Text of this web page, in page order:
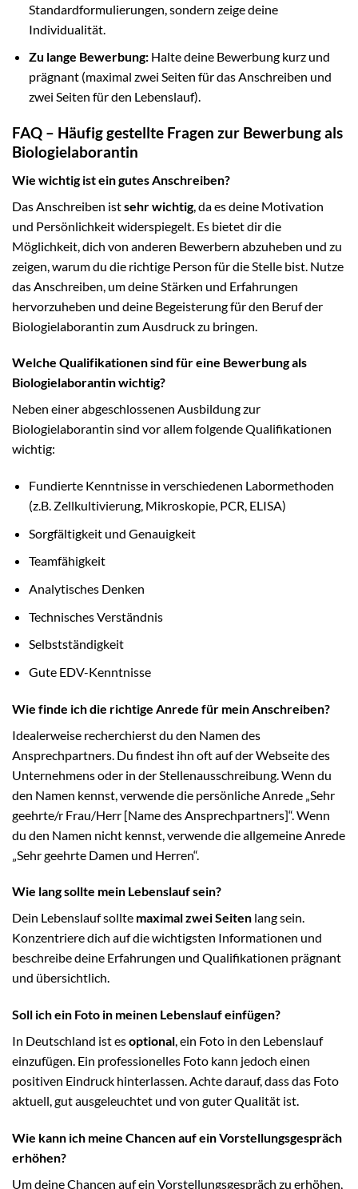
Standardformulierungen, sondern zeige deine
Individualität.
Zu lange Bewerbung:Halte deine Bewerbung kurz und
prägnant (maximal zwei Seiten für das Anschreiben und
zwei Seiten für den Lebenslauf).
FAQ – Häufig gestellte Fragen zur Bewerbung als
Biologielaborantin
Wie wichtig ist ein gutes Anschreiben?
Das Anschreiben istsehr wichtig, da es deine Motivation
und Persönlichkeit widerspiegelt. Es bietet dir die
Möglichkeit, dich von anderen Bewerbern abzuheben und zu
zeigen, warum du die richtige Person für die Stelle bist. Nutze
das Anschreiben, um deine Stärken und Erfahrungen
hervorzuheben und deine Begeisterung für den Beruf der
Biologielaborantin zum Ausdruck zu bringen.
Welche Qualifikationen sind für eine Bewerbung als
Biologielaborantin wichtig?
Neben einer abgeschlossenen Ausbildung zur
Biologielaborantin sind vor allem folgende Qualifikationen
wichtig:
Fundierte Kenntnisse in verschiedenen Labormethoden
(z.B. Zellkultivierung, Mikroskopie, PCR, ELISA)
Sorgfältigkeit und Genauigkeit
Teamfähigkeit
Analytisches Denken
Technisches Verständnis
Selbstständigkeit
Gute EDV-Kenntnisse
Wie finde ich die richtige Anrede für mein Anschreiben?
Idealerweise recherchierst du den Namen des
Ansprechpartners. Du findest ihn oft auf der Webseite des
Unternehmens oder in der Stellenausschreibung. Wenn du
den Namen kennst, verwende die persönliche Anrede „Sehr
geehrte/r Frau/Herr [Name des Ansprechpartners]“. Wenn
du den Namen nicht kennst, verwende die allgemeine Anrede
„Sehr geehrte Damen und Herren“.
Wie lang sollte mein Lebenslauf sein?
Dein Lebenslauf sollte maximal zwei Seiten lang sein.
Konzentriere dich auf die wichtigsten Informationen und
beschreibe deine Erfahrungen und Qualifikationen prägnant
und übersichtlich.
Soll ich ein Foto in meinen Lebenslauf einfügen?
In Deutschland ist esoptional, ein Foto in den Lebenslauf
einzufügen. Ein professionelles Foto kann jedoch einen
positiven Eindruck hinterlassen. Achte darauf, dass das Foto
aktuell, gut ausgeleuchtet und von guter Qualität ist.
Wie kann ich meine Chancen auf ein Vorstellungsgespräch
erhöhen?
Um deine Chancen auf ein Vorstellungsgespräch zu erhöhen,